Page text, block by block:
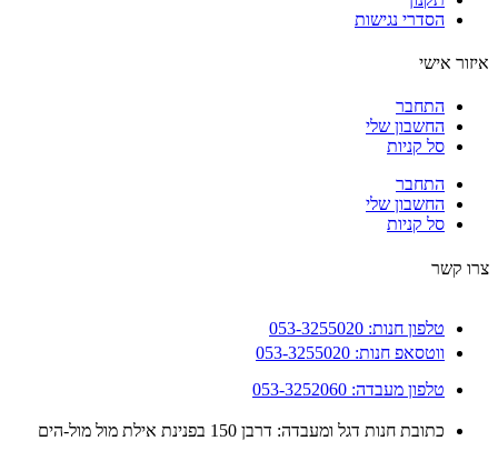
הסדרי נגישות
אישי
התחבר
החשבון שלי
סל קניות
התחבר
החשבון שלי
סל קניות
קשר
טלפון חנות: 053-3255020
ווטסאפ חנות: 053-3255020
טלפון מעבדה: 053-3252060
כתובת חנות דגל ומעבדה: דרבן 150 בפנינת אילת מול מול-הים